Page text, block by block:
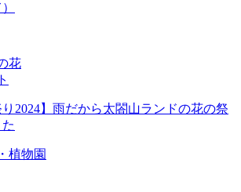
花
り2024】雨だから太閤山ランドの花の祭
植物園